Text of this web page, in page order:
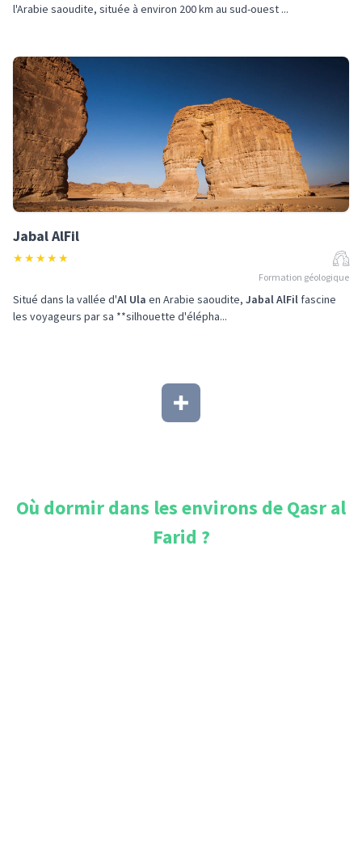
l'Arabie saoudite, située à environ 200 km au sud-ouest ...
Jabal AlFil
★★★★★
Formation géologique
Situé dans la vallée d'Al Ula en Arabie saoudite, Jabal AlFil fascine
les voyageurs par sa **silhouette d'élépha...
Où dormir dans les environs deQasr al
Farid ?